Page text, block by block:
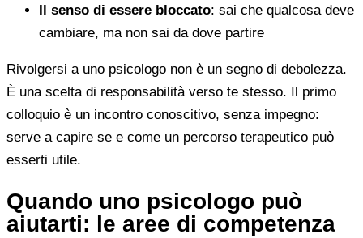
Il senso di essere bloccato: sai che qualcosa deve
cambiare, ma non sai da dove partire
Rivolgersi a uno psicologo non è un segno di debolezza.
È una scelta di responsabilità verso te stesso. Il primo
colloquio è un incontro conoscitivo, senza impegno:
serve a capire se e come un percorso terapeutico può
esserti utile.
Quando uno psicologo può
aiutarti: le aree di competenza